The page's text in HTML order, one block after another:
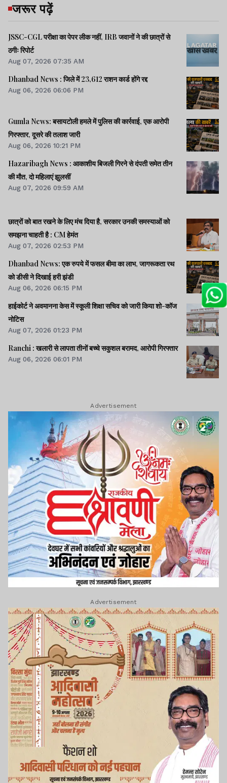
जरूर पढ़ें
JSSC-CGL परीक्षा का पेपर लीक नहीं, IRB जवानों ने की छात्रों से
ठगीः रिपोर्ट
Aug 07, 2026 07:35 AM
Dhanbad News : जिले में 23,612 राशन कार्ड होंगे रद्द
Aug 06, 2026 06:06 PM
Gumla News: बसायटोली हमले में पुलिस की कार्रवाई, एक आरोपी
गिरफ्तार, दूसरे की तलाश जारी
Aug 06, 2026 10:21 PM
Hazaribagh News : आकाशीय बिजली गिरने से दंपती समेत तीन
की मौत, दो महिलाएं झुलसीं
Aug 07, 2026 09:59 AM
छात्रों को बात रखने के लिए मंच दिया है, सरकार उनकी समस्याओं को
समझना चाहती है : CM हेमंत
Aug 07, 2026 02:53 PM
Dhanbad News: एक रुपये में फसल बीमा का लाभ, जागरूकता रथ
को डीसी ने दिखाई हरी झंडी
Aug 06, 2026 06:15 PM
हाईकोर्ट ने अवमानना केस में स्कूली शिक्षा सचिव को जारी किया शो-कॉज
नोटिस
Aug 07, 2026 01:23 PM
Ranchi : खलारी से लापता तीनों बच्चे सकुशल बरामद, आरोपी गिरफ्तार
Aug 06, 2026 06:01 PM
Advertisement
Advertisement